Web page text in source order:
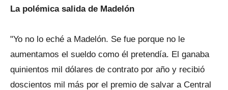
La polémica salida de Madelón
"Yo no lo eché a Madelón. Se fue porque no le
aumentamos el sueldo como él pretendía. El ganaba
quinientos mil dólares de contrato por año y recibió
doscientos mil más por el premio de salvar a Central